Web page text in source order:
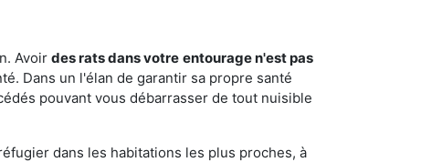
Avoir des rats dans votre entourage n'est pas
Dans un l'élan de garantir sa propre santé
pouvant vous débarrasser de tout nuisible
dans les habitations les plus proches, à